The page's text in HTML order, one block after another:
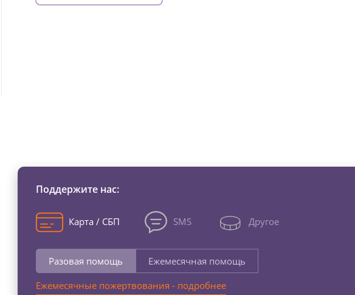
Поддержите нас:
Карта / СБП SMS Другое
Разовая помощь
Ежемесячная помощь
Ежемесячные пожертвования - подробнее